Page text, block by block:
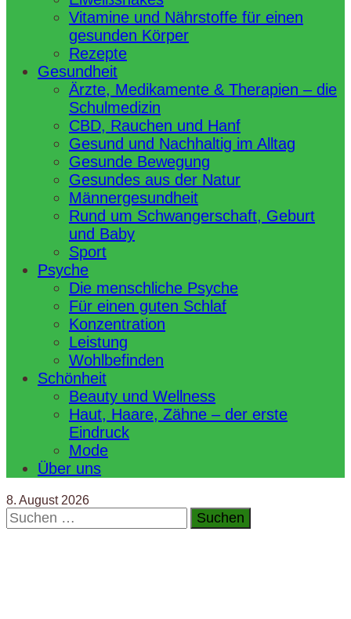
Vitamine und Nährstoffe für einen
gesunden Körper
Rezepte
Gesundheit
Ärzte, Medikamente & Therapien – die
Schulmedizin
CBD, Rauchen und Hanf
Gesund und Nachhaltig im Alltag
Gesunde Bewegung
Gesundes aus der Natur
Männergesundheit
Rund um Schwangerschaft, Geburt
und Baby
Sport
Psyche
Die menschliche Psyche
Für einen guten Schlaf
Konzentration
Leistung
Wohlbefinden
Schönheit
Beauty und Wellness
Haut, Haare, Zähne – der erste
Eindruck
Mode
Über uns
8. August 2026
Suchen
nach: